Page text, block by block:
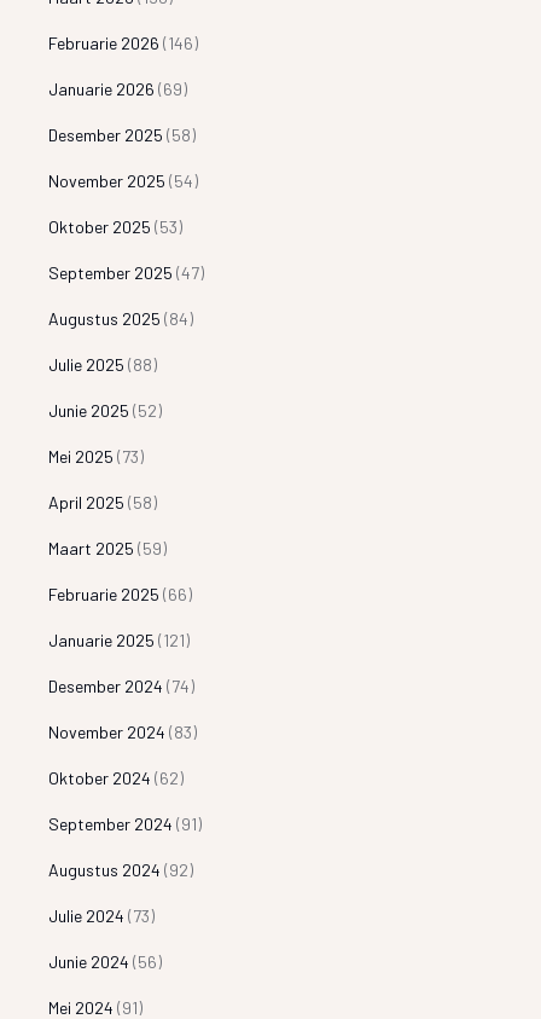
Februarie 2026 (146)
Januarie 2026 (69)
Desember 2025 (58)
November 2025 (54)
Oktober 2025 (53)
September 2025 (47)
Augustus 2025 (84)
Julie 2025 (88)
Junie 2025 (52)
Mei 2025 (73)
April 2025 (58)
Maart 2025 (59)
Februarie 2025 (66)
Januarie 2025 (121)
Desember 2024 (74)
November 2024 (83)
Oktober 2024 (62)
September 2024 (91)
Augustus 2024 (92)
Julie 2024 (73)
Junie 2024 (56)
Mei 2024 (91)